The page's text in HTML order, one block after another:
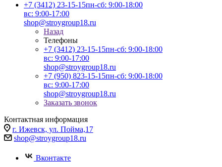
+7 (3412) 23-15-15пн-сб: 9:00-18:00
вс: 9:00-17:00
shop@stroygroup18.ru
Назад
Телефоны
+7 (3412) 23-15-15пн-сб: 9:00-18:00
вс: 9:00-17:00
shop@stroygroup18.ru
+7 (950) 823-15-15пн-сб: 9:00-18:00
вс: 9:00-17:00
shop@stroygroup18.ru
Заказать звонок
Контактная информация
г. Ижевск, ул. Пойма,17
shop@stroygroup18.ru
Вконтакте